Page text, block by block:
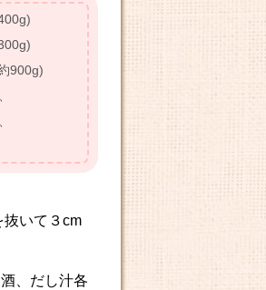
900g)
抜いて３cm
、だし汁各